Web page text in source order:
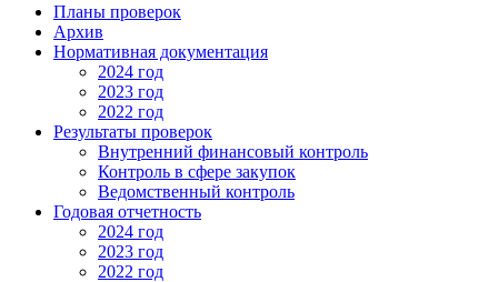
Планы проверок
Архив
Нормативная документация
2024 год
2023 год
2022 год
Результаты проверок
Внутренний финансовый контроль
Контроль в сфере закупок
Ведомственный контроль
Годовая отчетность
2024 год
2023 год
2022 год